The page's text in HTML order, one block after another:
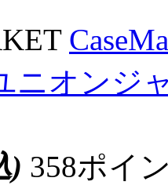
ニオンジ
) 358ポイ